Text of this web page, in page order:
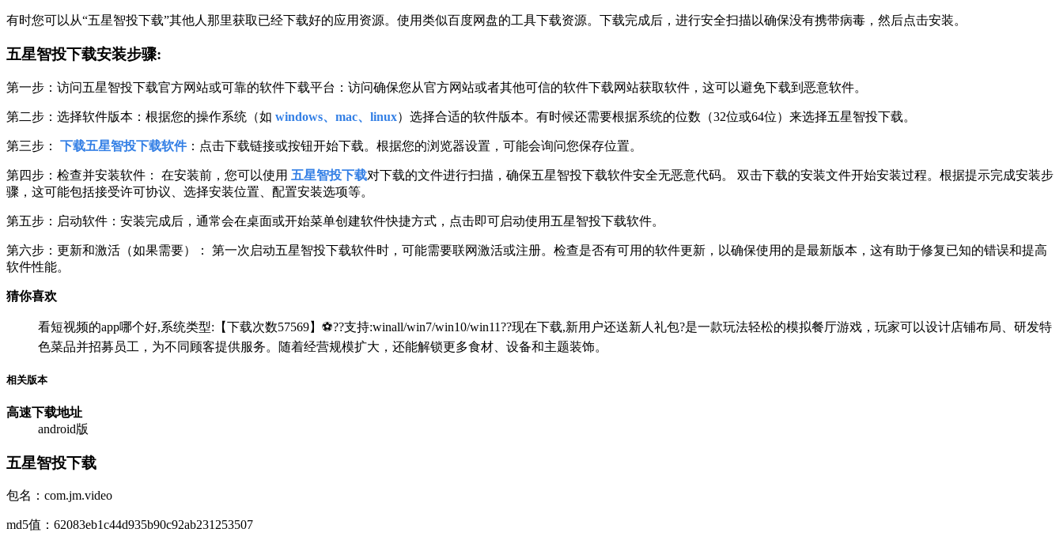
有时您可以从“五星智投下载”其他人那里获取已经下载好的应用资源。使用类似百度网盘的工具下载资源。下载完成后，进行安全扫描以确保没有携带病毒，然后点击安装。
五星智投下载安装步骤:
第一步：访问五星智投下载官方网站或可靠的软件下载平台：访问确保您从官方网站或者其他可信的软件下载网站获取软件，这可以避免下载到恶意软件。
第二步：选择软件版本：根据您的操作系统（如 windows、mac、linux）选择合适的软件版本。有时候还需要根据系统的位数（32位或64位）来选择五星智投下载。
第三步： 下载五星智投下载软件：点击下载链接或按钮开始下载。根据您的浏览器设置，可能会询问您保存位置。
第四步：检查并安装软件： 在安装前，您可以使用 五星智投下载对下载的文件进行扫描，确保五星智投下载软件安全无恶意代码。 双击下载的安装文件开始安装过程。根据提示完成安装步
骤，这可能包括接受许可协议、选择安装位置、配置安装选项等。
第五步：启动软件：安装完成后，通常会在桌面或开始菜单创建软件快捷方式，点击即可启动使用五星智投下载软件。
第六步：更新和激活（如果需要）： 第一次启动五星智投下载软件时，可能需要联网激活或注册。检查是否有可用的软件更新，以确保使用的是最新版本，这有助于修复已知的错误和提高
软件性能。
猜你喜欢
看短视频的app哪个好,系统类型:【下载次数57569】⚽??支持:winall/win7/win10/win11??现在下载,新用户还送新人礼包?是一款玩法轻松的模拟餐厅游戏，玩家可以设计店铺布局、研发特
色菜品并招募员工，为不同顾客提供服务。随着经营规模扩大，还能解锁更多食材、设备和主题装饰。
相关版本
高速下载地址
android版
五星智投下载
包名：com.jm.video
md5值：62083eb1c44d935b90c92ab231253507